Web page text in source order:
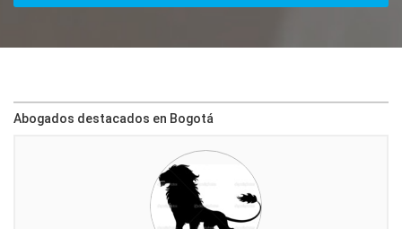
Abogados destacados en Bogotá